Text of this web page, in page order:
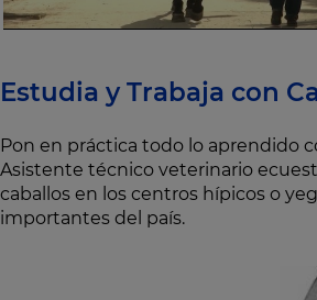
Estudia y Trabaja con
Pon en práctica todo lo aprendido
Asistente técnico veterinario
caballos en los centros hípicos o
importantes del país.